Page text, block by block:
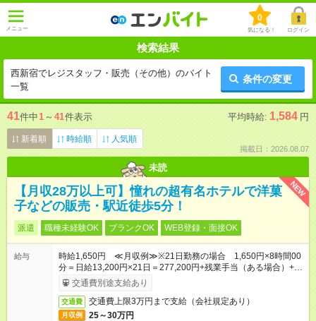
メニュー
0
気になる！ ログイン
検索結果
西新宿でレジスタッフ・販売（その他）のバイト
一覧
条件の変更
41件中1 ～ 41件表示 平均時給: 1,584 円
新着順 時給順 人気順
掲載日：2026.08.07
未読
NEW
【月収28万以上可】憧れの超有名ホテルで洋菓
子などの販売・駅近徒歩5分！
派遣 職種未経験OK ブランクOK WEB登録・面接OK
給与
時給1,650円 ≪月収例≫※21日勤務の場合 1,650円×8時間00
分＝日給13,200円×21日＝277,200円+残業手当（ある場合）+交
通費交通費別途支給あり
交通費 交通費上限3万円まで支給（会社規定あり）
月収例 25～30万円